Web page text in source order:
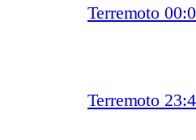
Terremoto
Terremoto